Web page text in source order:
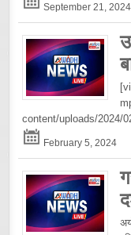
September 21, 2024
content/uploads/2024/
February 5, 2024